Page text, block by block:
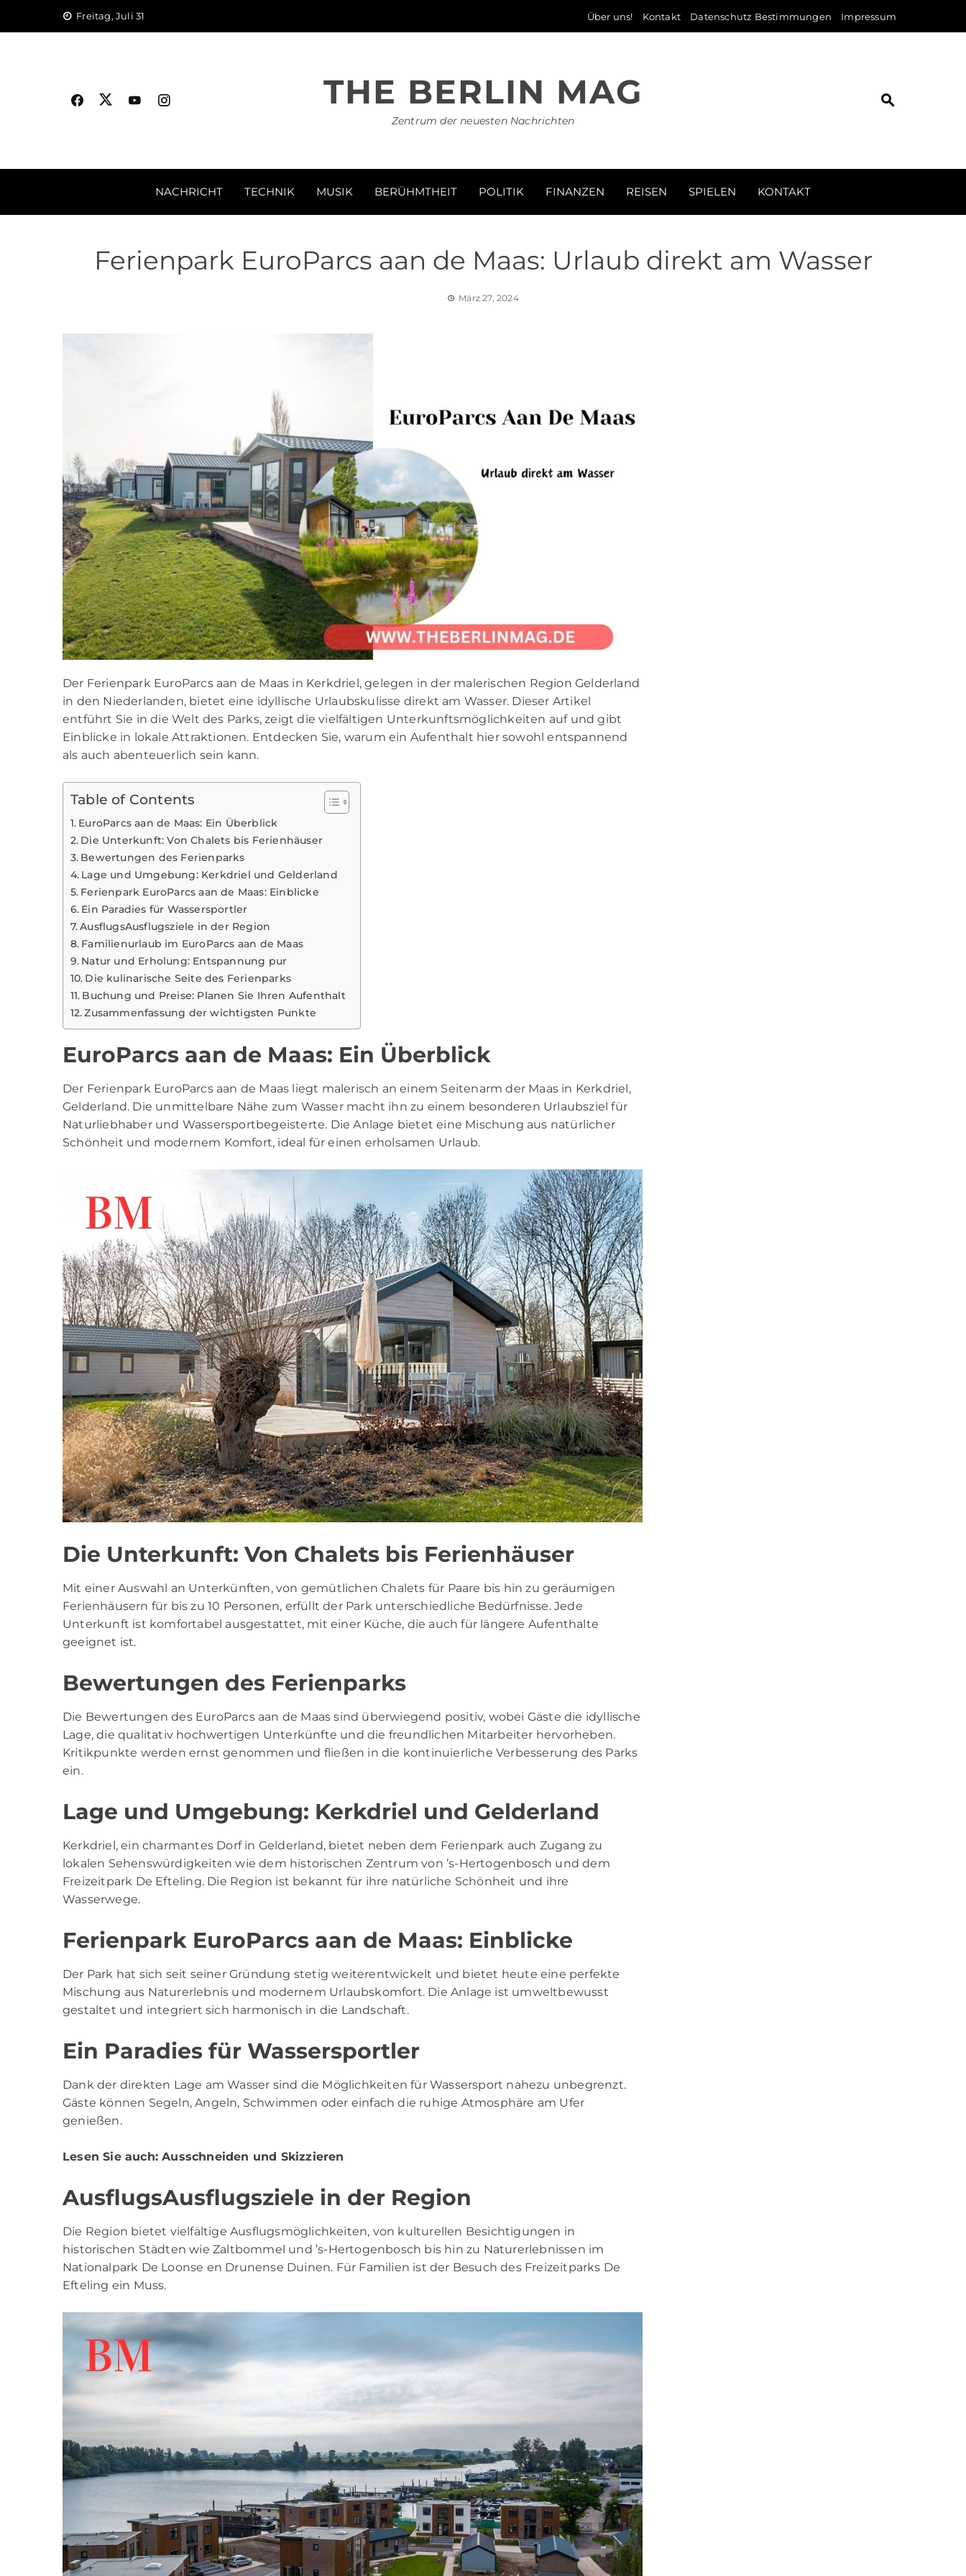
Freitag, Juli 31 Über uns! Kontakt Datenschutz Bestimmungen Impressum
THE BERLIN MAG
Zentrum der neuesten Nachrichten
NACHRICHT TECHNIK MUSIK BERÜHMTHEIT POLITIK FINANZEN REISEN SPIELEN KONTAKT
Ferienpark EuroParcs aan de Maas: Urlaub direkt am Wasser
März 27, 2024
Der Ferienpark EuroParcs aan de Maas in Kerkdriel, gelegen in der malerischen Region Gelderland
in den Niederlanden, bietet eine idyllische Urlaubskulisse direkt am Wasser. Dieser Artikel
entführt Sie in die Welt des Parks, zeigt die vielfältigen Unterkunftsmöglichkeiten auf und gibt
Einblicke in lokale Attraktionen. Entdecken Sie, warum ein Aufenthalt hier sowohl entspannend
als auch abenteuerlich sein kann.
Table of Contents
EuroParcs aan de Maas: Ein Überblick
Die Unterkunft: Von Chalets bis Ferienhäuser
Bewertungen des Ferienparks
Lage und Umgebung: Kerkdriel und Gelderland
Ferienpark EuroParcs aan de Maas: Einblicke
Ein Paradies für Wassersportler
AusflugsAusflugsziele in der Region
Familienurlaub im EuroParcs aan de Maas
Natur und Erholung: Entspannung pur
Die kulinarische Seite des Ferienparks
Buchung und Preise: Planen Sie Ihren Aufenthalt
Zusammenfassung der wichtigsten Punkte
EuroParcs aan de Maas: Ein Überblick
Der Ferienpark EuroParcs aan de Maas liegt malerisch an einem Seitenarm der Maas in Kerkdriel,
Gelderland. Die unmittelbare Nähe zum Wasser macht ihn zu einem besonderen Urlaubsziel für
Naturliebhaber und Wassersportbegeisterte. Die Anlage bietet eine Mischung aus natürlicher
Schönheit und modernem Komfort, ideal für einen erholsamen Urlaub.
Die Unterkunft: Von Chalets bis Ferienhäuser
Mit einer Auswahl an Unterkünften, von gemütlichen Chalets für Paare bis hin zu geräumigen
Ferienhäusern für bis zu 10 Personen, erfüllt der Park unterschiedliche Bedürfnisse. Jede
Unterkunft ist komfortabel ausgestattet, mit einer Küche, die auch für längere Aufenthalte
geeignet ist.
Bewertungen des Ferienparks
Die Bewertungen des EuroParcs aan de Maas sind überwiegend positiv, wobei Gäste die idyllische
Lage, die qualitativ hochwertigen Unterkünfte und die freundlichen Mitarbeiter hervorheben.
Kritikpunkte werden ernst genommen und fließen in die kontinuierliche Verbesserung des Parks
ein.
Lage und Umgebung: Kerkdriel und Gelderland
Kerkdriel, ein charmantes Dorf in Gelderland, bietet neben dem Ferienpark auch Zugang zu
lokalen Sehenswürdigkeiten wie dem historischen Zentrum von ’s-Hertogenbosch und dem
Freizeitpark De Efteling. Die Region ist bekannt für ihre natürliche Schönheit und ihre
Wasserwege.
Ferienpark EuroParcs aan de Maas: Einblicke
Der Park hat sich seit seiner Gründung stetig weiterentwickelt und bietet heute eine perfekte
Mischung aus Naturerlebnis und modernem Urlaubskomfort. Die Anlage ist umweltbewusst
gestaltet und integriert sich harmonisch in die Landschaft.
Ein Paradies für Wassersportler
Dank der direkten Lage am Wasser sind die Möglichkeiten für Wassersport nahezu unbegrenzt.
Gäste können Segeln, Angeln, Schwimmen oder einfach die ruhige Atmosphäre am Ufer
genießen.
Lesen Sie auch:Ausschneiden und Skizzieren
AusflugsAusflugsziele in der Region
Die Region bietet vielfältige Ausflugsmöglichkeiten, von kulturellen Besichtigungen in
historischen Städten wie Zaltbommel und ’s-Hertogenbosch bis hin zu Naturerlebnissen im
Nationalpark De Loonse en Drunense Duinen. Für Familien ist der Besuch des Freizeitparks De
Efteling ein Muss.